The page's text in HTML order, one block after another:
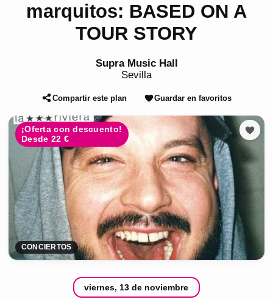
marquitos: BASED ON A
TOUR STORY
Supra Music Hall
Sevilla
Compartir este plan Guardar en favoritos
¡Oferta con descuento!
Desde 22 €
CONCIERTOS
viernes, 13 de noviembre